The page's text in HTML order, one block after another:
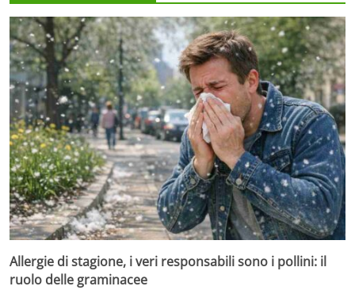
Allergie di stagione, i veri responsabili sono i pollini: il
ruolo delle graminacee